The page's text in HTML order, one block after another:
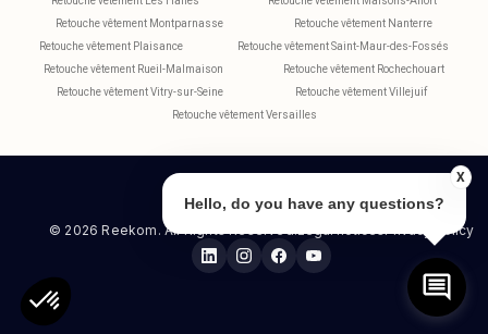
Retouche vêtement Montparnasse
Retouche vêtement Nanterre
Retouche vêtement Plaisance
Retouche vêtement Saint-Maur-des-Fossés
Retouche vêtement Rueil-Malmaison
Retouche vêtement Rochechouart
Retouche vêtement Vitry-sur-Seine
Retouche vêtement Villejuif
Retouche vêtement Versailles
© 2026 Reekom. All Rights Reserved. Privacy Policy
X
Hello, do you have any questions?